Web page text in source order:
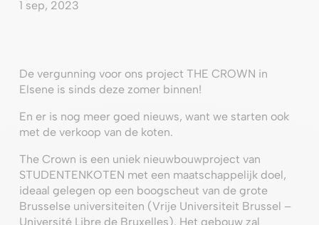
1 sep, 2023
De vergunning voor ons project THE CROWN in
Elsene is sinds deze zomer binnen!
En er is nog meer goed nieuws, want we starten ook
met de verkoop van de koten.
The Crown is een uniek nieuwbouwproject van
STUDENTENKOTEN met een maatschappelijk doel,
ideaal gelegen op een boogscheut van de grote
Brusselse universiteiten (Vrije Universiteit Brussel –
Université Libre de Bruxelles). Het gebouw zal